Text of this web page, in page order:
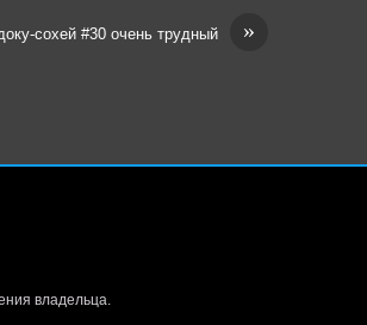
»
сохей #30 очень трудный
владельца.